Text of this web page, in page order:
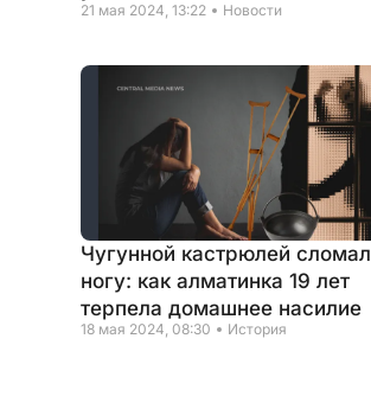
21 мая 2024, 13:22 Новости
Чугунной кастрюлей сломал
ногу: как алматинка 19 лет
терпела домашнее насилие
18 мая 2024, 08:30 История